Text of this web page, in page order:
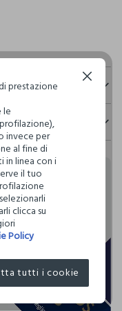
a test chimico-
abbiamo
talvolta anche più
normativa
ordine online per
hai acquistato.
promozioni e
prestazione
le
invece per
al fine di
linea con i
il tuo
clicca su
Policy
tutti i cookie
Continua senza accettare